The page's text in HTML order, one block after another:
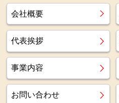
会社概要
代表挨拶
事業内容
お問い合わせ